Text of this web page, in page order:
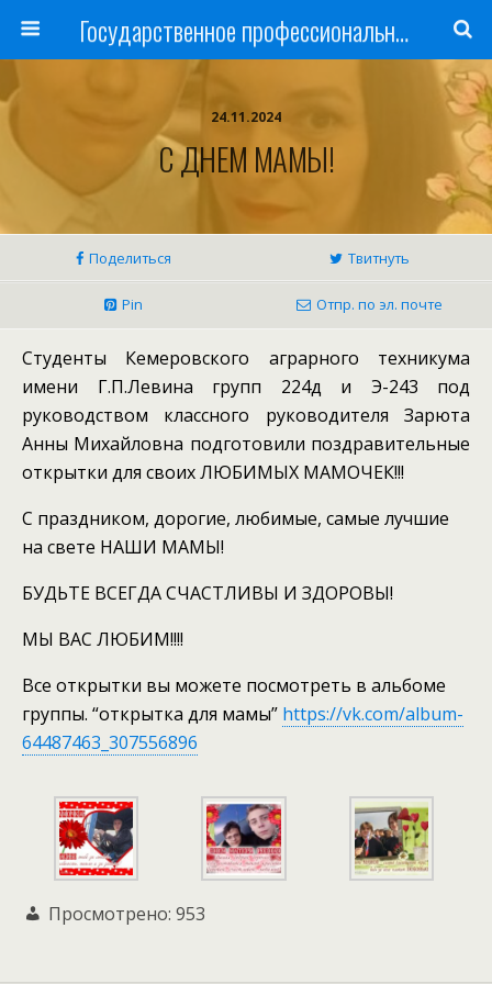
Государственное профессиональное образовательное учреждение
24.11.2024
С ДНЕМ МАМЫ!
Поделиться Твитнуть
Pin Отпр. по эл. почте
Студенты Кемеровского аграрного техникума
имени Г.П.Левина групп 224д и Э-243 под
руководством классного руководителя Зарюта
Анны Михайловна подготовили поздравительные
открытки для своих ЛЮБИМЫХ МАМОЧЕК!!!
С праздником, дорогие, любимые, самые лучшие
на свете НАШИ МАМЫ!
БУДЬТЕ ВСЕГДА СЧАСТЛИВЫ И ЗДОРОВЫ!
МЫ ВАС ЛЮБИМ!!!!
Все открытки вы можете посмотреть в альбоме
группы. “открытка для мамы” https://vk.com/album-
64487463_307556896
Просмотрено: 953